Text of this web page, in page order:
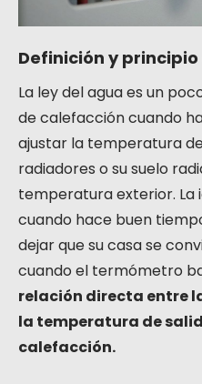
Definición y
La ley del agua es un
de calefacción cuando
ajustar la temperatura
radiadores o su suelo
temperatura exterior. La
cuando hace buen
dejar que su casa se
cuando el termómetro
relación directa entre
la temperatura de
calefacción.